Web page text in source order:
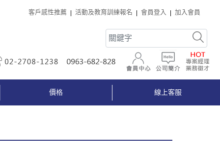
客戶感性推薦 活動及教育訓練報名 會員登入 加入會員
0963-682-828會員中心 公司簡介
價格 線上客服